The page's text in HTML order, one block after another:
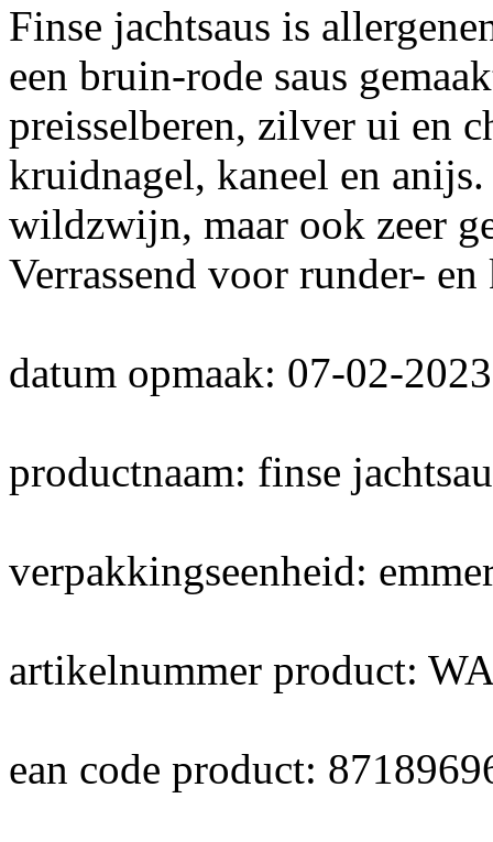
Finse jachtsaus is
een bruin-rode saus
preisselberen, zilver ui en
kruidnagel, kaneel en
wildzwijn, maar ook zeer
Verrassend voor runder-
datum opmaak: 07-02-2023
productnaam: finse
verpakkingseenheid:
artikelnummer product:
ean code product: